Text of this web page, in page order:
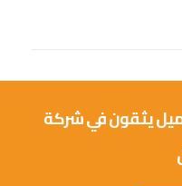
من 10 آلاف عميل يثقون في شركة